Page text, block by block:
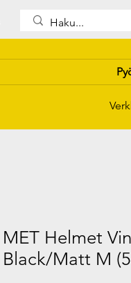
MET Helmet
Black/Matt M